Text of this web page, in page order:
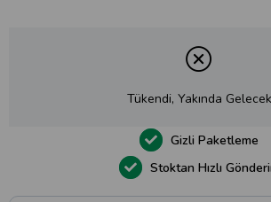
Tükendi, Yakında Gelecek
Stoktan Hızlı
Gizli Paketleme